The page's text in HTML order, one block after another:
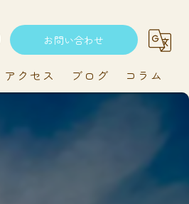
お問い合わせ
アクセス ブログ コラム